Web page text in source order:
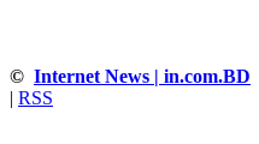
© Internet News | in.com.BD
| RSS